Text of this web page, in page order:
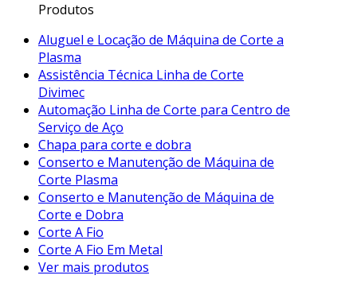
Produtos
Aluguel e Locação de Máquina de Corte a
Plasma
Assistência Técnica Linha de Corte
Divimec
Automação Linha de Corte para Centro de
Serviço de Aço
Chapa para corte e dobra
Conserto e Manutenção de Máquina de
Corte Plasma
Conserto e Manutenção de Máquina de
Corte e Dobra
Corte A Fio
Corte A Fio Em Metal
Ver mais produtos